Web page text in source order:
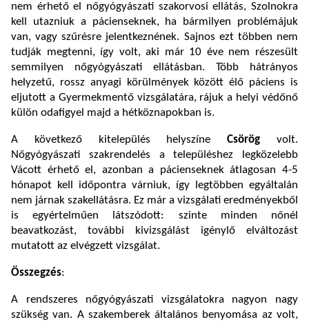
nem érhető el nőgyógyászati szakorvosi ellátás, Szolnokra
kell utazniuk a pácienseknek, ha bármilyen problémájuk
van, vagy szűrésre jelentkeznének. Sajnos ezt többen nem
tudják megtenni, így volt, aki már 10 éve nem részesült
semmilyen nőgyógyászati ellátásban. Több hátrányos
helyzetű, rossz anyagi körülmények között élő páciens is
eljutott a Gyermekmentő vizsgálatára, rájuk a helyi védőnő
külön odafigyel majd a hétköznapokban is.
A következő kitelepülés helyszíneCsörögvolt.
Nőgyógyászati szakrendelés a településhez legközelebb
Vácott érhető el, azonban a pácienseknek átlagosan 4-5
hónapot kell időpontra várniuk, így legtöbben egyáltalán
nem járnak szakellátásra. Ez már a vizsgálati eredményekből
is egyértelműen látszódott: szinte minden nőnél
beavatkozást, további kivizsgálást igénylő elváltozást
mutatott az elvégzett vizsgálat.
Összegzés:
A rendszeres nőgyógyászati vizsgálatokra nagyon nagy
szükség van. A szakemberek általános benyomása az volt,